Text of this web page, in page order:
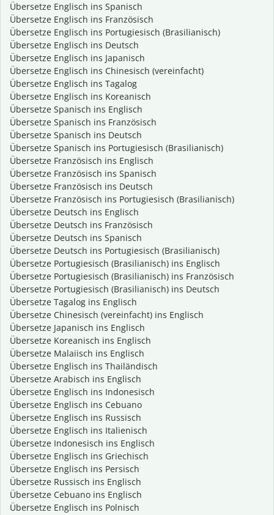
Übersetze Englisch ins Spanisch
Übersetze Englisch ins Französisch
Übersetze Englisch ins Portugiesisch (Brasilianisch)
Übersetze Englisch ins Deutsch
Übersetze Englisch ins Japanisch
Übersetze Englisch ins Chinesisch (vereinfacht)
Übersetze Englisch ins Tagalog
Übersetze Englisch ins Koreanisch
Übersetze Spanisch ins Englisch
Übersetze Spanisch ins Französisch
Übersetze Spanisch ins Deutsch
Übersetze Spanisch ins Portugiesisch (Brasilianisch)
Übersetze Französisch ins Englisch
Übersetze Französisch ins Spanisch
Übersetze Französisch ins Deutsch
Übersetze Französisch ins Portugiesisch (Brasilianisch)
Übersetze Deutsch ins Englisch
Übersetze Deutsch ins Französisch
Übersetze Deutsch ins Spanisch
Übersetze Deutsch ins Portugiesisch (Brasilianisch)
Übersetze Portugiesisch (Brasilianisch) ins Englisch
Übersetze Portugiesisch (Brasilianisch) ins Französisch
Übersetze Portugiesisch (Brasilianisch) ins Deutsch
Übersetze Tagalog ins Englisch
Übersetze Chinesisch (vereinfacht) ins Englisch
Übersetze Japanisch ins Englisch
Übersetze Koreanisch ins Englisch
Übersetze Malaiisch ins Englisch
Übersetze Englisch ins Thailändisch
Übersetze Arabisch ins Englisch
Übersetze Englisch ins Indonesisch
Übersetze Englisch ins Cebuano
Übersetze Englisch ins Russisch
Übersetze Englisch ins Italienisch
Übersetze Indonesisch ins Englisch
Übersetze Englisch ins Griechisch
Übersetze Englisch ins Persisch
Übersetze Russisch ins Englisch
Übersetze Cebuano ins Englisch
Übersetze Englisch ins Polnisch